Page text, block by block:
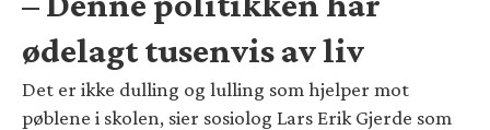
ødelagt tusenvis av liv
Det er ikke dulling og lulling som hjelper mot
pøblene i skolen, sier sosiolog Lars Erik Gjerde som